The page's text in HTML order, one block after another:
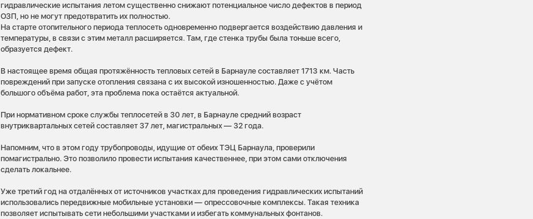
гидравлические испытания летом существенно снижают потенциальное число дефектов в период
ОЗП, но не могут предотвратить их полностью.
На старте отопительного периода теплосеть одновременно подвергается воздействию давления и
температуры, в связи с этим металл расширяется. Там, где стенка трубы была тоньше всего,
образуется дефект.
В настоящее время общая протяжённость тепловых сетей в Барнауле составляет 1713 км. Часть
повреждений при запуске отопления связана с их высокой изношенностью. Даже с учётом
большого объёма работ, эта проблема пока остаётся актуальной.
При нормативном сроке службы теплосетей в 30 лет, в Барнауле средний возраст
внутриквартальных сетей составляет 37 лет, магистральных — 32 года.
Напомним, что в этом году трубопроводы, идущие от обеих ТЭЦ Барнаула, проверили
помагистрально. Это позволило провести испытания качественнее, при этом сами отключения
сделать локальнее.
Уже третий год на отдалённых от источников участках для проведения гидравлических испытаний
использовались передвижные мобильные установки — опрессовочные комплексы. Такая техника
позволяет испытывать сети небольшими участками и избегать коммунальных фонтанов.